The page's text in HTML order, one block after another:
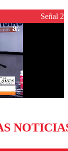
Señal 2